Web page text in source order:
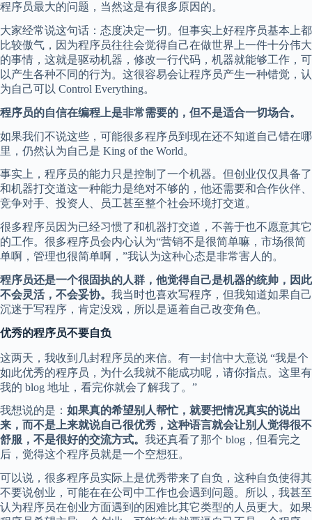
程序员最大的问题，当然这是有很多原因的。
大家经常说这句话：态度决定一切。但事实上好程序员基本上都
比较傲气，因为程序员往往会觉得自己在做世界上一件十分伟大
的事情，这就是驱动机器，修改一行代码，机器就能够工作，可
以产生各种不同的行为。这很容易会让程序员产生一种错觉，认
为自己可以 Control Everything。
程序员的自信在编程上是非常需要的，但不是适合一切场合。
如果我们不说这些，可能很多程序员到现在还不知道自己错在哪
里，仍然认为自己是 King of the World。
事实上，程序员的能力只是控制了一个机器。但创业仅仅具备了
和机器打交道这一种能力是绝对不够的，他还需要和合作伙伴、
竞争对手、投资人、员工甚至整个社会环境打交道。
很多程序员因为已经习惯了和机器打交道，不善于也不愿意其它
的工作。很多程序员会内心认为“营销不是很简单嘛，市场很简
单啊，管理也很简单啊，”我认为这种心态是非常害人的。
程序员还是一个很固执的人群，他觉得自己是机器的统帅，因此
不会灵活，不会妥协。 我当时也喜欢写程序，但我知道如果自己
沉迷于写程序，肯定没戏，所以是逼着自己改变角色。
优秀的程序员不要自负
这两天，我收到几封程序员的来信。有一封信中大意说 “我是个
如此优秀的程序员，为什么我就不能成功呢，请你指点。这里有
我的 blog 地址，看完你就会了解我了。”
我想说的是： 如果真的希望别人帮忙，就要把情况真实的说出
来，而不是上来就说自己很优秀，这种语言就会让别人觉得很不
舒服，不是很好的交流方式。 我还真看了那个 blog，但看完之
后，觉得这个程序员就是一个空想狂。
可以说，很多程序员实际上是优秀带来了自负，这种自负使得其
不要说创业，可能在在公司中工作也会遇到问题。所以，我甚至
认为程序员在创业方面遇到的困难比其它类型的人员更大。如果